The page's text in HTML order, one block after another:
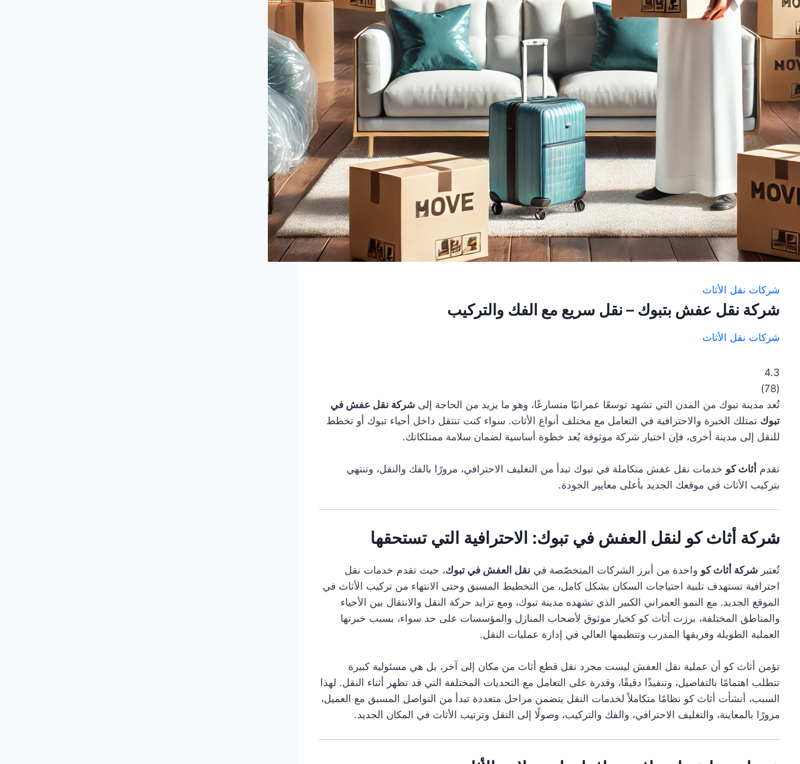
شركات نقل الأثاث
شركة نقل عفش بتبوك – نقل سريع مع الفك والتركيب
شركات نقل الأثاث
4.3
(
78
)
تُعد مدينة تبوك من المدن التي تشهد توسعًا عمرانيًا متسارعًا، وهو ما يزيد من الحاجة إلى شركة نقل عفش في
تبوك تمتلك الخبرة والاحترافية في التعامل مع مختلف أنواع الأثاث. سواء كنت تنتقل داخل أحياء تبوك أو تخطط
للنقل إلى مدينة أخرى، فإن اختيار شركة موثوقة يُعد خطوة أساسية لضمان سلامة ممتلكاتك.
تقدم أثاث كو خدمات نقل عفش متكاملة في تبوك تبدأ من التغليف الاحترافي، مرورًا بالفك والنقل، وتنتهي
بتركيب الأثاث في موقعك الجديد بأعلى معايير الجودة.
شركة أثاث كو لنقل العفش في تبوك: الاحترافية التي تستحقها
تُعتبر شركة أثاث كو واحدة من أبرز الشركات المتخصّصة في نقل العفش في تبوك، حيث تقدم خدمات نقل
احترافية تستهدف تلبية احتياجات السكان بشكل كامل، من التخطيط المسبق وحتى الانتهاء من تركيب الأثاث في
الموقع الجديد. مع النمو العمراني الكبير الذي تشهده مدينة تبوك، ومع تزايد حركة النقل والانتقال بين الأحياء
والمناطق المختلفة، برزت أثاث كو كخيار موثوق لأصحاب المنازل والمؤسسات على حد سواء، بسبب خبرتها
العملية الطويلة وفريقها المدرب وتنظيمها العالي في إدارة عمليات النقل.
تؤمن أثاث كو أن عملية نقل العفش ليست مجرد نقل قطع أثاث من مكان إلى آخر، بل هي مسئولية كبيرة
تتطلب اهتمامًا بالتفاصيل، وتنفيذًا دقيقًا، وقدرة على التعامل مع التحديات المختلفة التي قد تظهر أثناء النقل. لهذا
السبب، أنشأت أثاث كو نظامًا متكاملاً لخدمات النقل يتضمن مراحل متعددة تبدأ من التواصل المسبق مع العميل،
مرورًا بالمعاينة، والتغليف الاحترافي، والفك والتركيب، وصولًا إلى النقل وترتيب الأثاث في المكان الجديد.